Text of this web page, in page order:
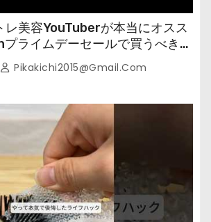
レ美容YouTuberが本当にオスス
ライムデーセールで買うべきも
Pikakichi2015@gmail.com